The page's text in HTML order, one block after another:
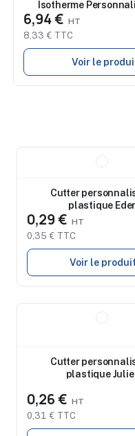
Isotherme
Gobelets
6,94 €
8,33 € TTC
Voir le
Cutter
plastique
0,29 €
0,35 € TTC
Voir le produit
Cutter
plastique
0,26 €
0,31 € TTC